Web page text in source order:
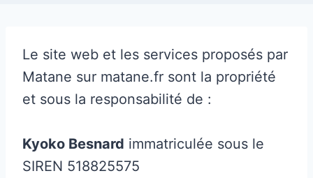
Le site web et les services proposés par
Matane sur matane.fr sont la propriété
et sous la responsabilité de :
Kyoko Besnard immatriculée sous le
SIREN 518825575